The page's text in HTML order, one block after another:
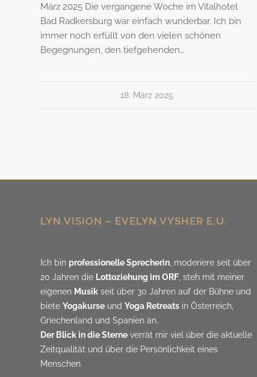
März 2025 Die vergangene Woche im Vitalhotel
Bad Radkersburg war einfach wunderbar. Ich bin
immer noch erfüllt von den vielen schönen
Begegnungen, den tiefgehenden…
18. März 2025
LYN.VISION – EVELYN VYSHER E.U.
Ich bin professionelle Sprecherin , moderiere seit über
20 Jahren die Lottoziehung im ORF , steh mit meiner
eigenen Musik seit über 30 Jahren auf der Bühne und
biete Yogakurse und Yoga Retreats in Österreich,
Griechenland und Spanien an.
Der Blick in die Sterne verrät mir viel über die aktuelle
Zeitqualität und über die Persönlichkeit eines
Menschen.